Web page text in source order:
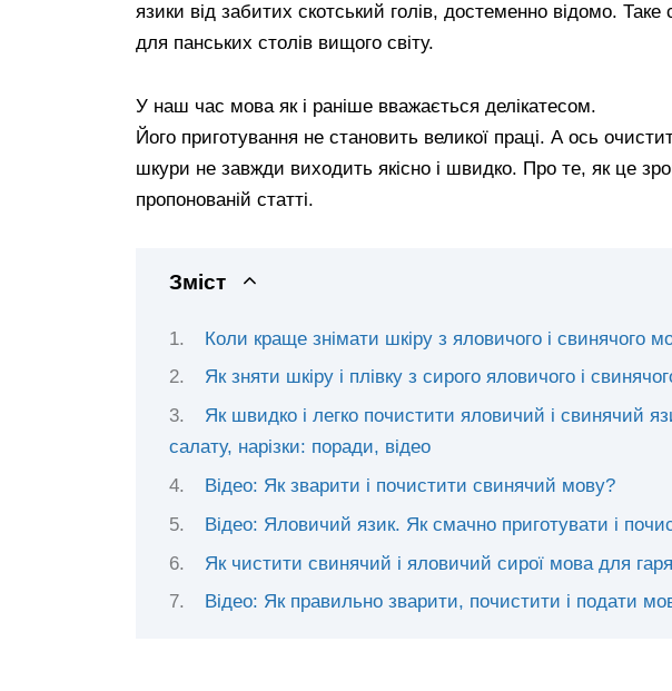
язики від забитих скотський голів, достеменно відомо. Таке
для панських столів вищого світу.
У наш час мова як і раніше вважається делікатесом.
Його приготування не становить великої праці. А ось
шкури не завжди виходить якісно і швидко. Про те, як це
пропонованій статті.
Зміст
Коли краще знімати шкіру з яловичого і свинячого
Як зняти шкіру і плівку з сирого яловичого і
Як швидко і легко почистити яловичий і свинячий
салату, нарізки: поради, відео
Відео: Як зварити і почистити свинячий мову?
Відео: Яловичий язик. Як смачно приготувати і
Як чистити свинячий і яловичий сирої мова для
Відео: Як правильно зварити, почистити і подати